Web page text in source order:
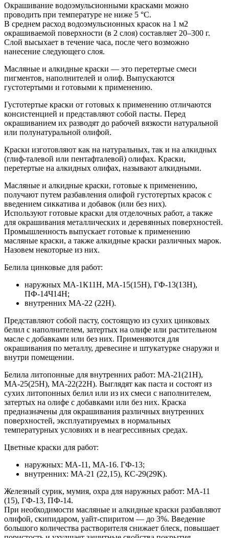
Окрашивание водоэмульсионными красками можно
проводить при температуре не ниже 5 °C.
В среднем расход водоэмульсионных красок на 1 м2
окрашиваемой поверхности (в 2 слоя) составляет 20–300 г.
Слой высыхает в течение часа, после чего возможно
нанесение следующего слоя.
Масляные и алкидные краски — это перетертые смеси
пигментов, наполнителей и олиф. Выпускаются
густотертыми и готовыми к применению.
Густотертые краски от готовых к применению отличаются
консистенцией и представляют собой пасты. Перед
окрашиванием их разводят до рабочей вязкости натуральной
или полунатуральной олифой.
Краски изготовляют как на натуральных, так и на алкидных
(глиф-талевой или пентафталевой) олифах. Краски,
перетертые на алкидных олифах, называют алкидными.
Масляные и алкидные краски, готовые к применению,
получают путем разбавления олифой густотертых красок с
введением сиккатива и добавок (или без них).
Используют готовые краски для отделочных работ, а также
для окрашивания металлических и деревянных поверхностей.
Промышленность выпускает готовые к применению
масляные краски, а также алкидные краски различных марок.
Назовем некоторые из них.
Белила цинковые для работ:
наружных МА-1К11Н, МА-15(15Н), ГФ-13(13Н),
ПФ-14Ч14Н;
внутренних МА-22 (22Н).
Представляют собой пасту, состоящую из сухих цинковых
белил с наполнителем, затертых на олифе или растительном
масле с добавками или без них. Применяются для
окрашивания по металлу, древесине и штукатурке снаружи и
внутри помещении.
Белила литопонные для внутренних работ: МА-21(21Н),
МА-25(25Н), МА-22(22Н). Выглядят как паста и состоят из
сухих литопонных белил или из их смеси с наполнителем,
затертых на олифе с добавками или без них. Краска
предназначены для окрашивания различных внутренних
поверхностей, эксплуатируемых в нормальных
температурных условиях и в неагрессивных средах.
Цветные краски для работ:
наружных: МА-11, МА-16. ГФ-13;
внутренних: МА-21 (22,15), КС-29(29К).
Железный сурик, мумия, охра для наружных работ: МА-11
(15), ГФ-13, ПФ-14.
При необходимости масляные и алкидные краски разбавляют
олифой, скипидаром, уайт-спиритом — до 3%. Введение
большого количества растворителя снижает блеск, повышает